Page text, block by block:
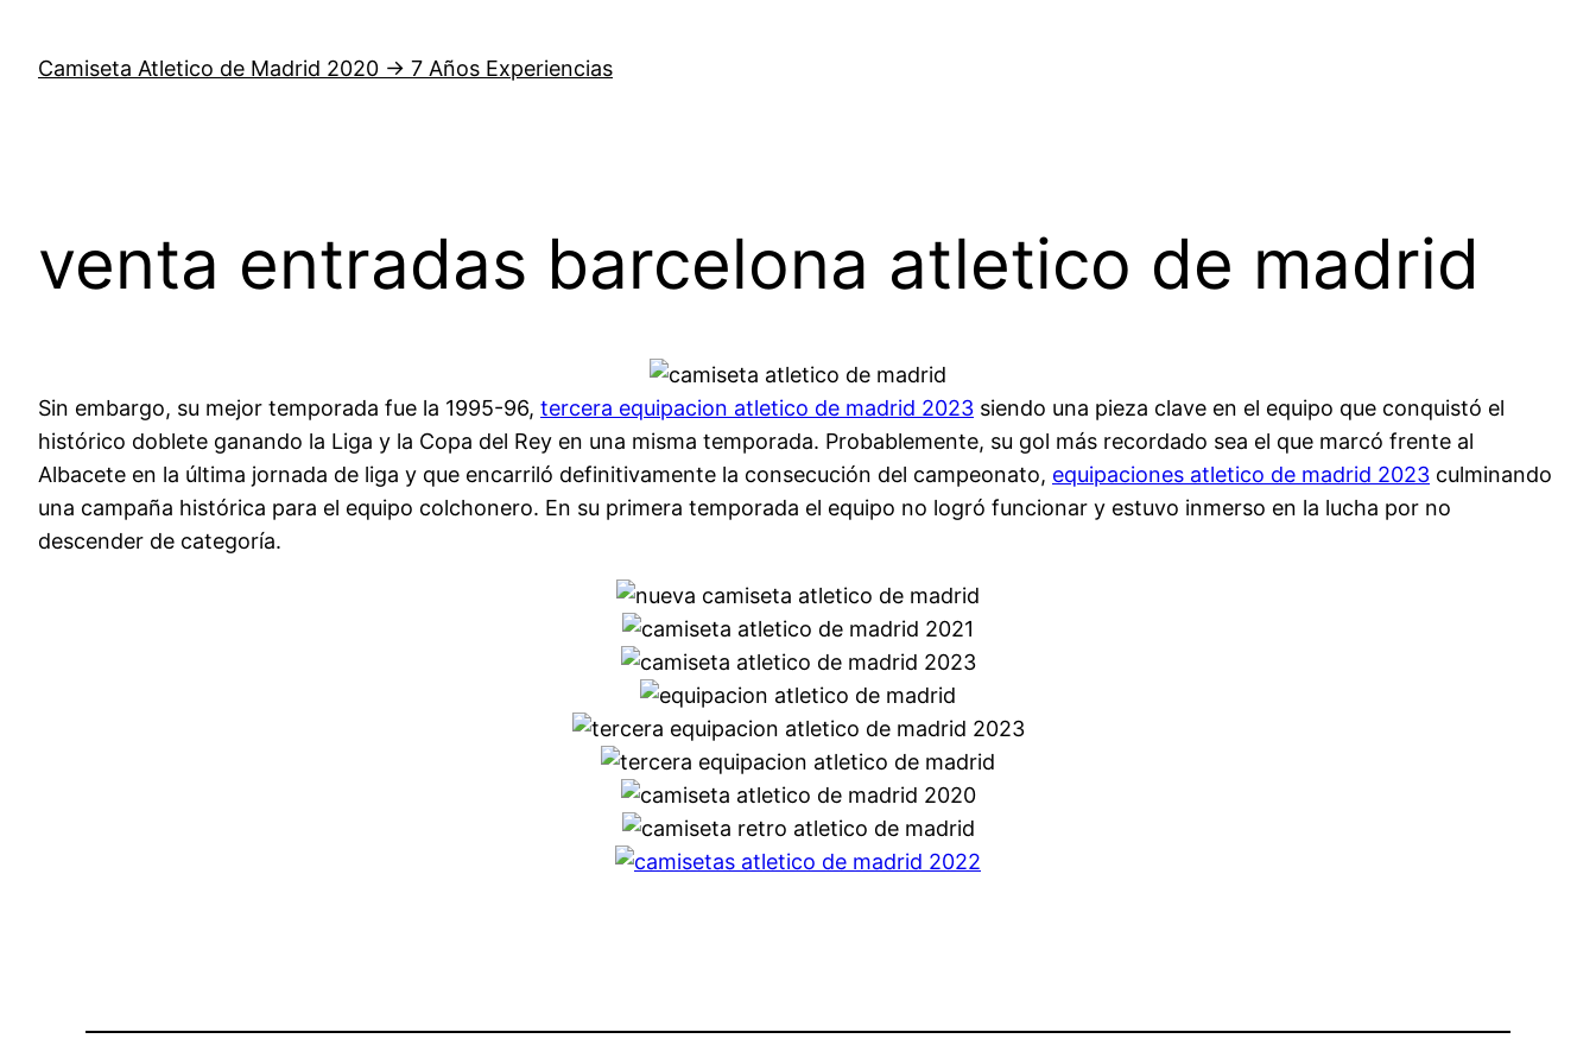
contenido
Camiseta Atletico de Madrid 2020 → 7 Años Experiencias
venta entradas barcelona atletico de madrid
Sin embargo, su mejor temporada fue la 1995-96, tercera equipacion atletico de madrid 2023 siendo una pieza clave en el equipo que conquistó el
histórico doblete ganando la Liga y la Copa del Rey en una misma temporada. Probablemente, su gol más recordado sea el que marcó frente al
Albacete en la última jornada de liga y que encarriló definitivamente la consecución del campeonato, equipaciones atletico de madrid 2023 culminando
una campaña histórica para el equipo colchonero. En su primera temporada el equipo no logró funcionar y estuvo inmerso en la lucha por no
descender de categoría.